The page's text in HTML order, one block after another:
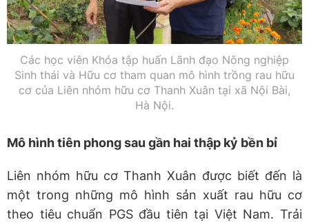
Các học viên Khóa tập huấn Lãnh đạo Nông nghiệp
Sinh thái và Hữu cơ tham quan mô hình trồng rau hữu
cơ của Liên nhóm hữu cơ Thanh Xuân tại xã Nội Bài,
Hà Nội.
Mô hình tiên phong sau gần hai thập kỷ bền bỉ
Liên nhóm hữu cơ Thanh Xuân được biết đến là
một trong những mô hình sản xuất rau hữu cơ
theo tiêu chuẩn PGS đầu tiên tại Việt Nam. Trải